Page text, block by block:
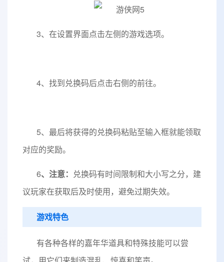
3、在设置界面点击左侧的游戏选项。
4、找到兑换码后点击右侧的前往。
5、最后将获得的兑换码粘贴至输入框就能领取
对应的奖励。
6、注意： 兑换码有时间限制和大小写之分，建
议玩家在获取后及时使用，避免过期失效。
游戏特色
有各种各样的嘉年华道具和特殊技能可以尝